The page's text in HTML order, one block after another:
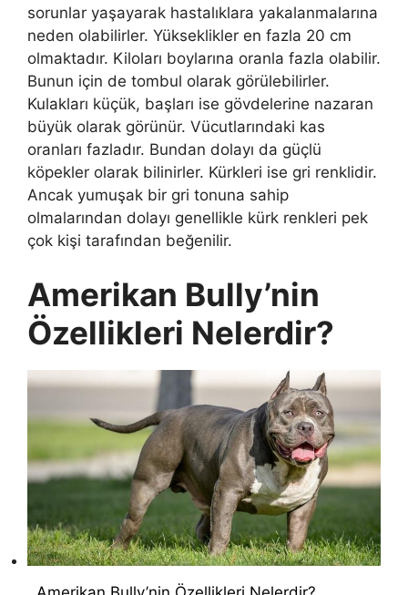
sorunlar yaşayarak hastalıklara yakalanmalarına
neden olabilirler. Yükseklikler en fazla 20 cm
olmaktadır. Kiloları boylarına oranla fazla olabilir.
Bunun için de tombul olarak görülebilirler.
Kulakları küçük, başları ise gövdelerine nazaran
büyük olarak görünür. Vücutlarındaki kas
oranları fazladır. Bundan dolayı da güçlü
köpekler olarak bilinirler. Kürkleri ise gri renklidir.
Ancak yumuşak bir gri tonuna sahip
olmalarından dolayı genellikle kürk renkleri pek
çok kişi tarafından beğenilir.
Amerikan Bully’nin
Özellikleri Nelerdir?